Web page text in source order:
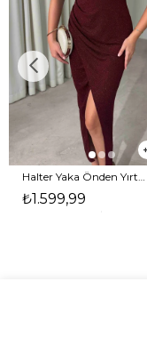
Halter Yaka Önden Yırtmaçlı Midi Boy Bordo Hasre Kadın Elbise 26Y502
₺1.599,99